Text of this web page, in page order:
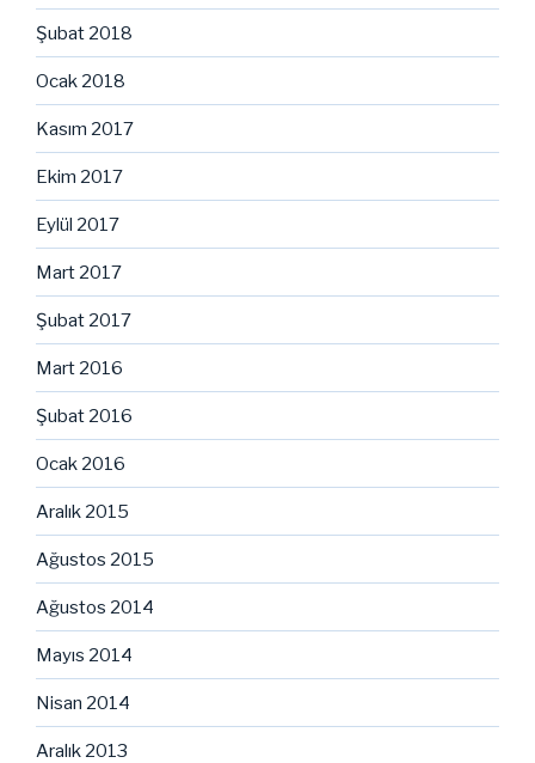
Şubat 2018
Ocak 2018
Kasım 2017
Ekim 2017
Eylül 2017
Mart 2017
Şubat 2017
Mart 2016
Şubat 2016
Ocak 2016
Aralık 2015
Ağustos 2015
Ağustos 2014
Mayıs 2014
Nisan 2014
Aralık 2013